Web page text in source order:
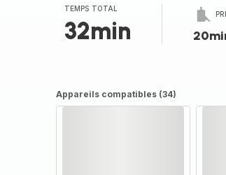
(moyenne)
TEMPS TOTAL
32min
Appareils compatibles (34)